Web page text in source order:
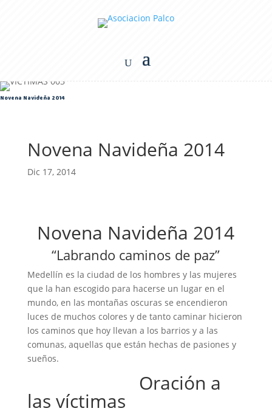
Novena Navideña 2014
Novena Navideña 2014
Dic 17, 2014
Novena Navideña 2014
“Labrando caminos de paz”
Medellín es la ciudad de los hombres y las mujeres
que la han escogido para hacerse un lugar en el
mundo, en las montañas oscuras se encendieron
luces de muchos colores y de tanto caminar hicieron
los caminos que hoy llevan a los barrios y a las
comunas, aquellas que están hechas de pasiones y
sueños.
Oración a
las víctimas